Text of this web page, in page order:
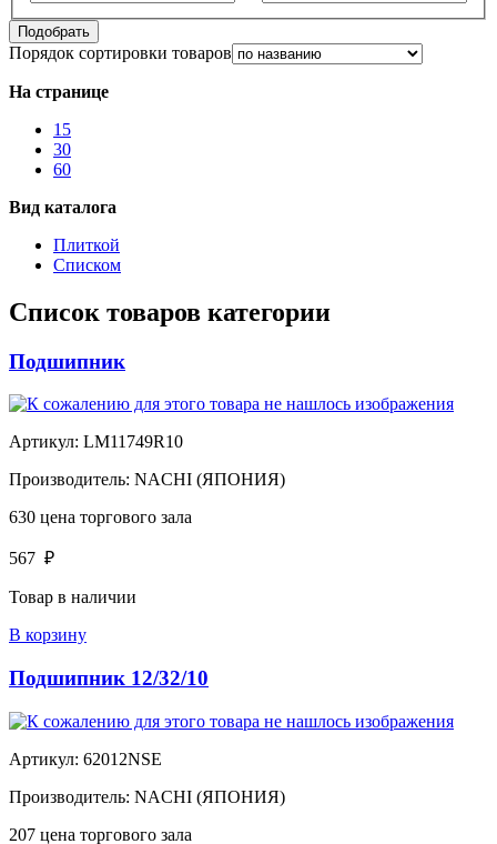
Подобрать
Порядок сортировки товаров
На странице
15
30
60
Вид каталога
Плиткой
Списком
Список товаров категории
Подшипник
Артикул: LM11749R10
Производитель: NACHI (ЯПОНИЯ)
630 цена торгового зала
567 ₽
Товар в наличии
В корзину
Подшипник 12/32/10
Артикул: 62012NSE
Производитель: NACHI (ЯПОНИЯ)
207 цена торгового зала